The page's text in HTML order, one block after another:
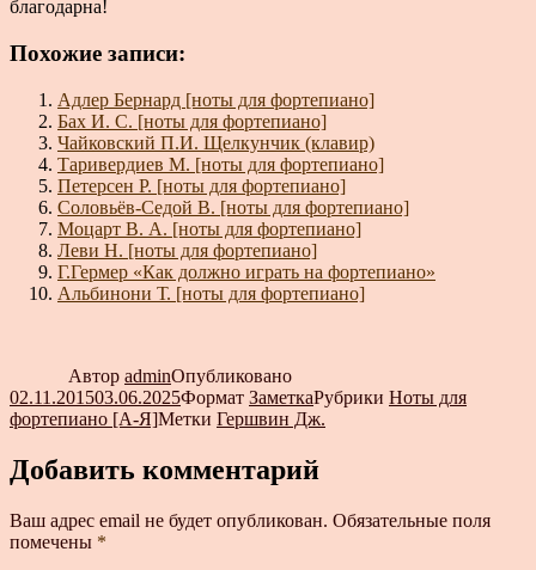
благодарна!
Похожие записи:
Адлер Бернард [ноты для фортепиано]
Бах И. С. [ноты для фортепиано]
Чайковский П.И. Щелкунчик (клавир)
Таривердиев М. [ноты для фортепиано]
Петерсен Р. [ноты для фортепиано]
Соловьёв-Седой В. [ноты для фортепиано]
Моцарт В. А. [ноты для фортепиано]
Леви Н. [ноты для фортепиано]
Г.Гермер «Как должно играть на фортепиано»
Альбинони Т. [ноты для фортепиано]
Автор adminОпубликовано
02.11.201503.06.2025Формат ЗаметкаРубрики Ноты для
фортепиано [А-Я]Метки Гершвин Дж.
Добавить комментарий
Ваш адрес email не будет опубликован. Обязательные поля
помечены *